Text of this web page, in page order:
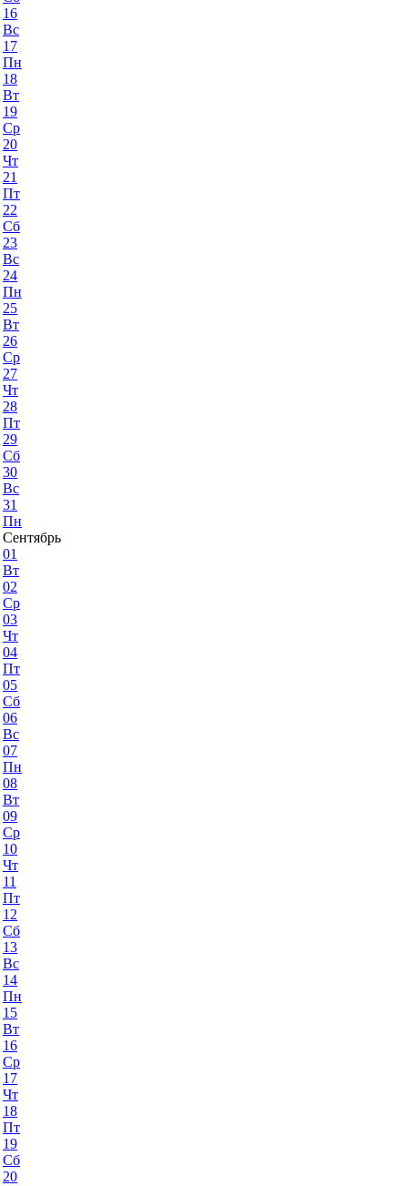
16
Вс
17
Пн
18
Вт
19
Ср
20
Чт
21
Пт
22
Сб
23
Вс
24
Пн
25
Вт
26
Ср
27
Чт
28
Пт
29
Сб
30
Вс
31
Пн
Сентябрь
01
Вт
02
Ср
03
Чт
04
Пт
05
Сб
06
Вс
07
Пн
08
Вт
09
Ср
10
Чт
11
Пт
12
Сб
13
Вс
14
Пн
15
Вт
16
Ср
17
Чт
18
Пт
19
Сб
20